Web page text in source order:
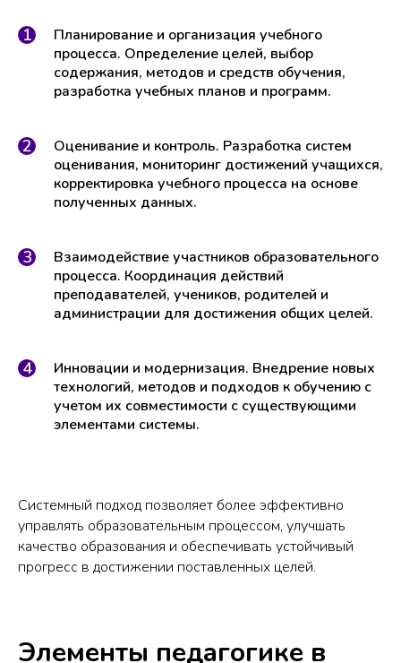
Планирование и организация учебного
процесса. Определение целей, выбор
содержания, методов и средств обучения,
разработка учебных планов и программ.
Оценивание и контроль. Разработка систем
оценивания, мониторинг достижений учащихся,
корректировка учебного процесса на основе
полученных данных.
Взаимодействие участников образовательного
процесса. Координация действий
преподавателей, учеников, родителей и
администрации для достижения общих целей.
Инновации и модернизация. Внедрение новых
технологий, методов и подходов к обучению с
учетом их совместимости с существующими
элементами системы.
Системный подход позволяет более эффективно
управлять образовательным процессом, улучшать
качество образования и обеспечивать устойчивый
прогресс в достижении поставленных целей.
Элементы педагогике в